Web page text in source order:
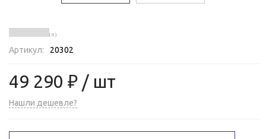
( 0 )
Артикул: 20302
49 290 ₽ / шт
Нашли дешевле?